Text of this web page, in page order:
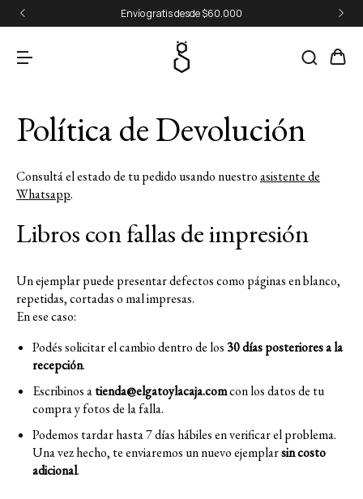
Envío gratis desde $60.000
Política de Devolución
Consultá el estado de tu pedido usando nuestroasistente de
Whatsapp.
Libros con fallas de impresión
Un ejemplar puede presentar defectos como páginas en blanco,
repetidas, cortadas o mal impresas.
En ese caso:
Podés solicitar el cambio dentro de los 30 días posteriores a la
recepción.
Escribinos atienda@elgatoylacaja.comcon los datos de tu
compra y fotos de la falla.
Podemos tardar hasta 7 días hábiles en verificar el problema.
Una vez hecho, te enviaremos un nuevo ejemplarsin costo
adicional.